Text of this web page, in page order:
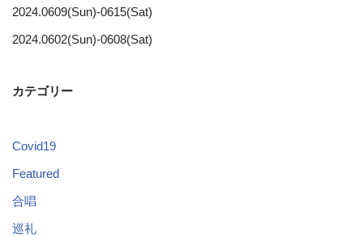
2024.0609(Sun)-0615(Sat)
2024.0602(Sun)-0608(Sat)
カテゴリー
Covid19
Featured
合唱
巡礼